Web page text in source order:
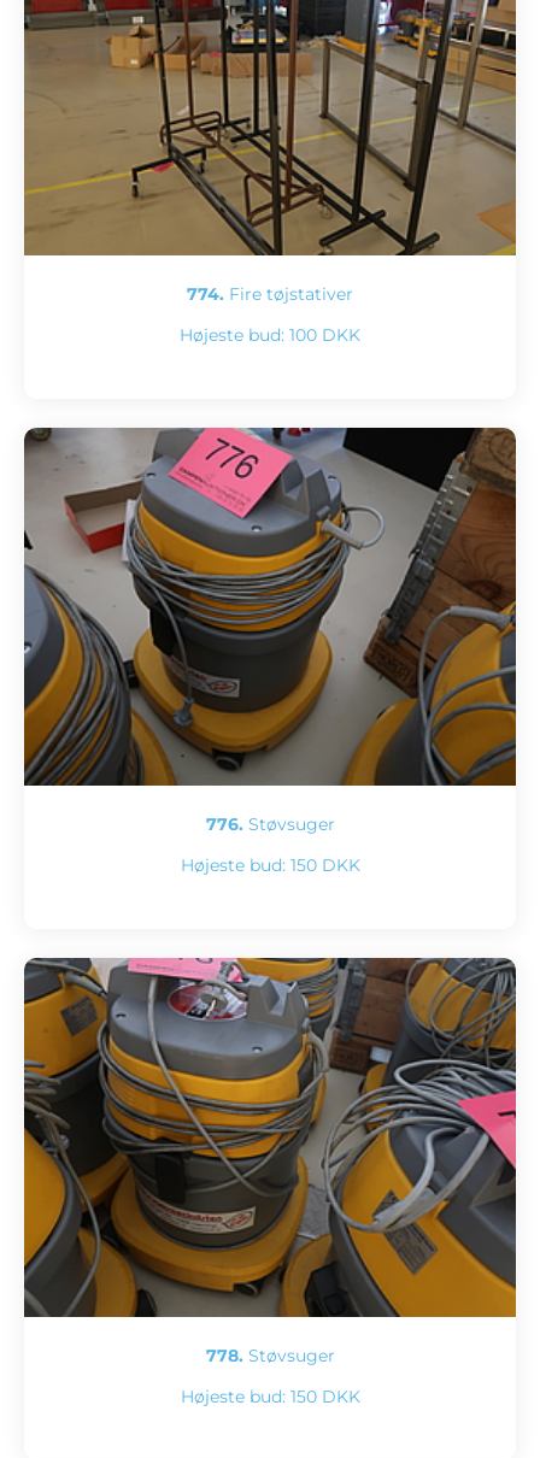
774. Fire tøjstativer
Højeste bud: 100 DKK
776. Støvsuger
Højeste bud: 150 DKK
778. Støvsuger
Højeste bud: 150 DKK